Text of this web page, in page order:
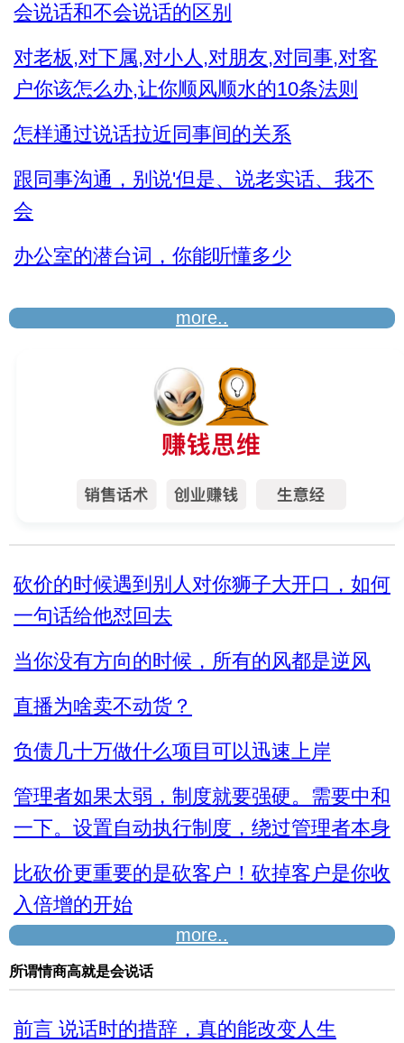
会说话和不会说话的区别
对老板,对下属,对小人,对朋友,对同事,对客
户你该怎么办,让你顺风顺水的10条法则
怎样通过说话拉近同事间的关系
跟同事沟通，别说'但是、说老实话、我不
会
办公室的潜台词，你能听懂多少
more..
砍价的时候遇到别人对你狮子大开口，如何
一句话给他怼回去
当你没有方向的时候，所有的风都是逆风
直播为啥卖不动货？
负债几十万做什么项目可以迅速上岸
管理者如果太弱，制度就要强硬。需要中和
一下。设置自动执行制度，绕过管理者本身
比砍价更重要的是砍客户！砍掉客户是你收
入倍增的开始
more..
所谓情商高就是会说话
前言 说话时的措辞，真的能改变人生